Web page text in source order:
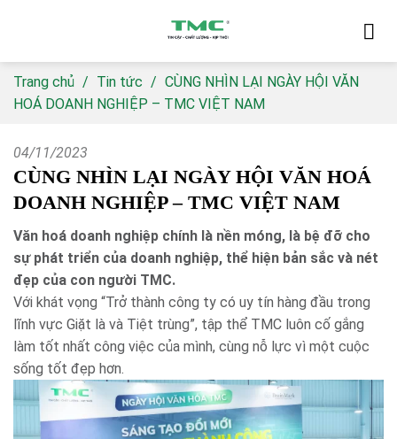
Trang chủ / Tin tức / CÙNG NHÌN LẠI NGÀY HỘI VĂN
HOÁ DOANH NGHIỆP – TMC VIỆT NAM
04/11/2023
CÙNG NHÌN LẠI NGÀY HỘI VĂN HOÁ
DOANH NGHIỆP – TMC VIỆT NAM
Văn hoá doanh nghiệp chính là nền móng, là bệ đỡ cho
sự phát triển của doanh nghiệp, thể hiện bản sắc và nét
đẹp của con người TMC.
Với khát vọng “Trở thành công ty có uy tín hàng đầu trong
lĩnh vực Giặt là và Tiệt trùng”, tập thể TMC luôn cố gắng
làm tốt nhất công việc của mình, cùng nỗ lực vì một cuộc
sống tốt đẹp hơn.